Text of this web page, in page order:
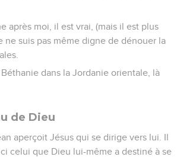
après moi, il est vrai, (mais il est plus
ne suis pas même digne de dénouer la
Béthanie dans la Jordanie orientale, là
de Dieu
aperçoit Jésus qui se dirige vers lui. Il
celui que Dieu lui-même a destiné à se